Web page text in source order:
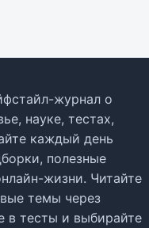
журнал о
науке, тестах,
каждый день
полезные
жизни. Читайте
темы через
в тесты и выбирайте